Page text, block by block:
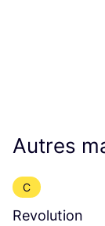
Autres
C
Revolution